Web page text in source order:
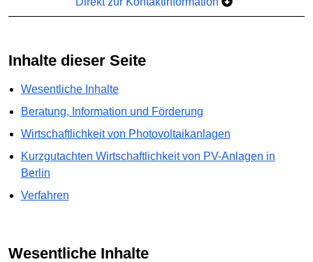
Inhalte dieser Seite
Wesentliche Inhalte
Beratung, Information und Förderung
Wirtschaftlichkeit von Photovoltaikanlagen
Kurzgutachten Wirtschaftlichkeit von PV-Anlagen in
Berlin
Verfahren
Wesentliche Inhalte